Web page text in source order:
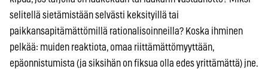
selitellä sietämistään selvästi keksityillä tai
paikkansapitämättömillä rationalisoinneilla? Koska ihminen
pelkää: muiden reaktiota, omaa riittämättömyyttään,
epäonnistumista (ja siksihän on fiksua olla edes yrittämättä) jne.